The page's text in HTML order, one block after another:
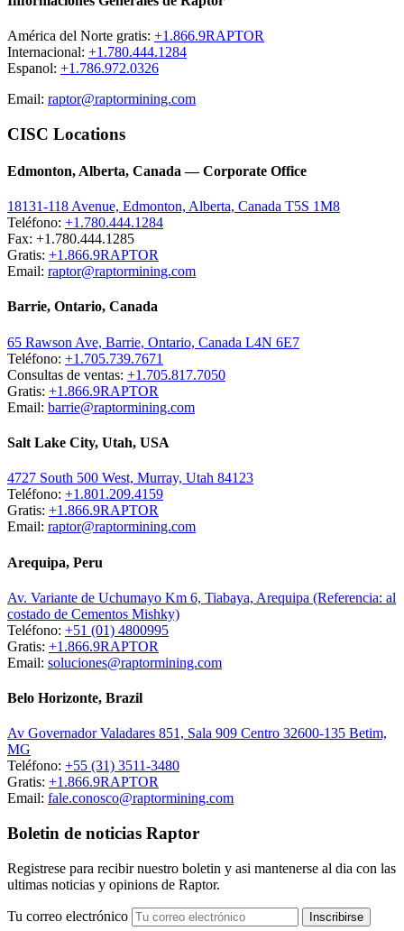
América del Norte gratis: +1.866.9RAPTOR
Internacional: +1.780.444.1284
Espanol: +1.786.972.0326
Email: raptor@raptormining.com
CISC Locations
Edmonton, Alberta, Canada — Corporate Office
18131-118 Avenue, Edmonton, Alberta, Canada T5S 1M8
Teléfono: +1.780.444.1284
Fax: +1.780.444.1285
Gratis: +1.866.9RAPTOR
Email: raptor@raptormining.com
Barrie, Ontario, Canada
65 Rawson Ave, Barrie, Ontario, Canada L4N 6E7
Teléfono: +1.705.739.7671
Consultas de ventas: +1.705.817.7050
Gratis: +1.866.9RAPTOR
Email: barrie@raptormining.com
Salt Lake City, Utah, USA
4727 South 500 West, Murray, Utah 84123
Teléfono: +1.801.209.4159
Gratis: +1.866.9RAPTOR
Email: raptor@raptormining.com
Arequipa, Peru
Av. Variante de Uchumayo Km 6, Tiabaya, Arequipa (Referencia: al
costado de Cementos Mishky)
Teléfono: +51 (01) 4800995
Gratis: +1.866.9RAPTOR
Email: soluciones@raptormining.com
Belo Horizonte, Brazil
Av Governador Valadares 851, Sala 909 Centro 32600-135 Betim,
MG
Teléfono: +55 (31) 3511-3480
Gratis: +1.866.9RAPTOR
Email: fale.conosco@raptormining.com
Boletin de noticias Raptor
Registrese para recibir nuestro boletin y asi mantenerse al dia con las
ultimas noticias y opinions de Raptor.
Tu correo electrónico